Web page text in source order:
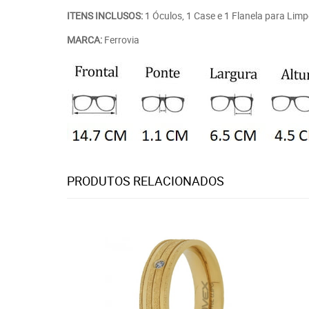
ITENS INCLUSOS: 1 Óculos, 1 Case e 1 Flanela para
MARCA: Ferrovia
PRODUTOS RELACIONADOS